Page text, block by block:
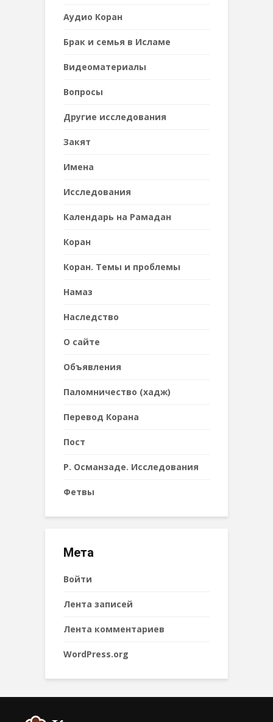
Аудио Коран
Брак и семья в Исламе
Видеоматериалы
Вопросы
Другие исследования
Закят
Имена
Исследования
Календарь на Рамадан
Коран
Коран. Темы и проблемы
Намаз
Наследствo
О сайте
Объявления
Паломничество (хадж)
Перевод Корана
Пост
Р. Османзаде. Исследования
Фетвы
Мета
Войти
Лента записей
Лента комментариев
WordPress.org